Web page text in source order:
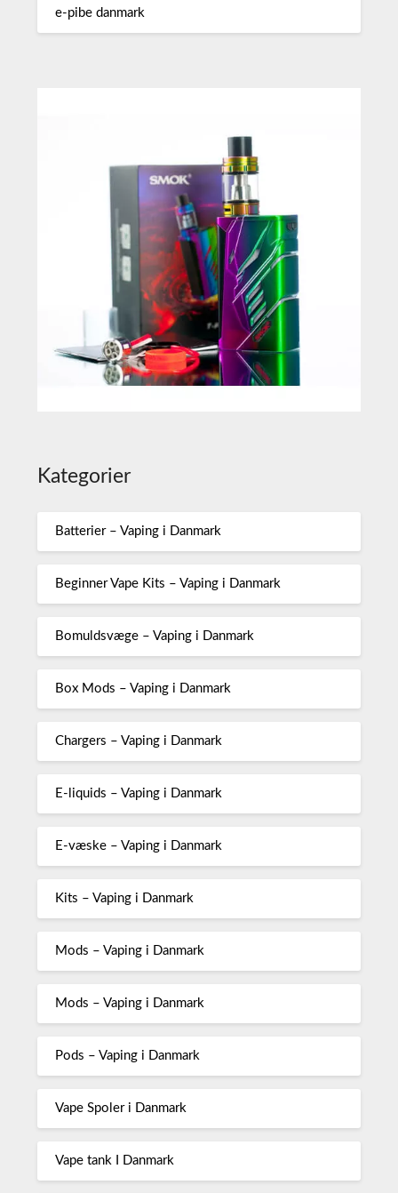
e-pibe danmark
Kategorier
Batterier – Vaping i Danmark
Beginner Vape Kits – Vaping i Danmark
Bomuldsvæge – Vaping i Danmark
Box Mods – Vaping i Danmark
Chargers – Vaping i Danmark
E-liquids – Vaping i Danmark
E-væske – Vaping i Danmark
Kits – Vaping i Danmark
Mods – Vaping i Danmark
Mods – Vaping i Danmark
Pods – Vaping i Danmark
Vape Spoler i Danmark
Vape tank I Danmark